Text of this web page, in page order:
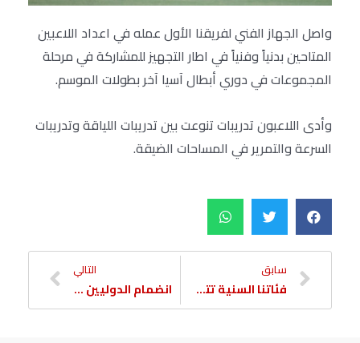
واصل الجهاز الفني لفريقنا الأول عمله في اعداد اللاعبين
المتاحين بدنياً وفنياً في اطار التجهيز للمشاركة في مرحلة
المجموعات في دوري أبطال آسيا آخر بطولات الموسم.
وأدى اللاعبون تدريبات تنوعت بين تدريبات اللياقة وتدريبات
السرعة والتمرير في المساحات الضيقة.
سابق
فئاتنا السنية تتخطى الريان والواعدين يتعثر
التالي
انضمام الدوليين استعداداً للأسيوية